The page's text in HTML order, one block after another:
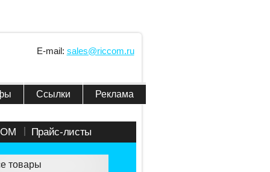
E-mail: sales@riccom.ru
Ссылки Реклама
Прайс-листы
товары